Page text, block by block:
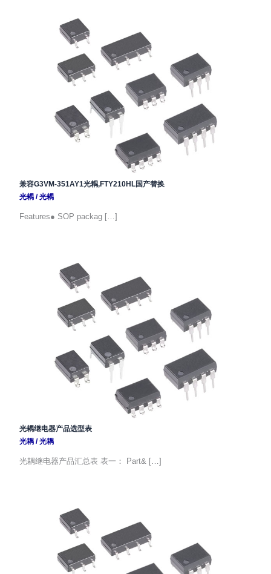
兼容G3VM-351AY1光耦,FTY210HL国产替换
光耦/光耦
Features● SOP packag […]
光耦继电器产品选型表
光耦/光耦
光耦继电器产品汇总表 表一： Part& […]